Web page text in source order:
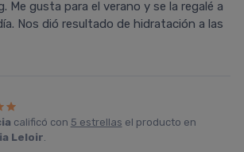
Me gusta para el verano y se la regalé a
Nos dió resultado de hidratación a las
calificó con 5 estrellas el producto en
Leloir.